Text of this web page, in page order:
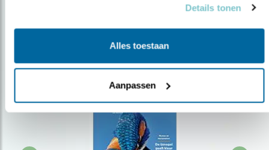
Details tonen
Alles toestaan
Aanpassen